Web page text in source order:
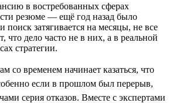
в востребованных сферах
резюме — ещё год назад было
поиск затягивается на месяцы, не все
что дело часто не в них, а в реальной
стратегии.
со временем начинает казаться, что
если в прошлом был перерыв,
серия отказов. Вместе с экспертами